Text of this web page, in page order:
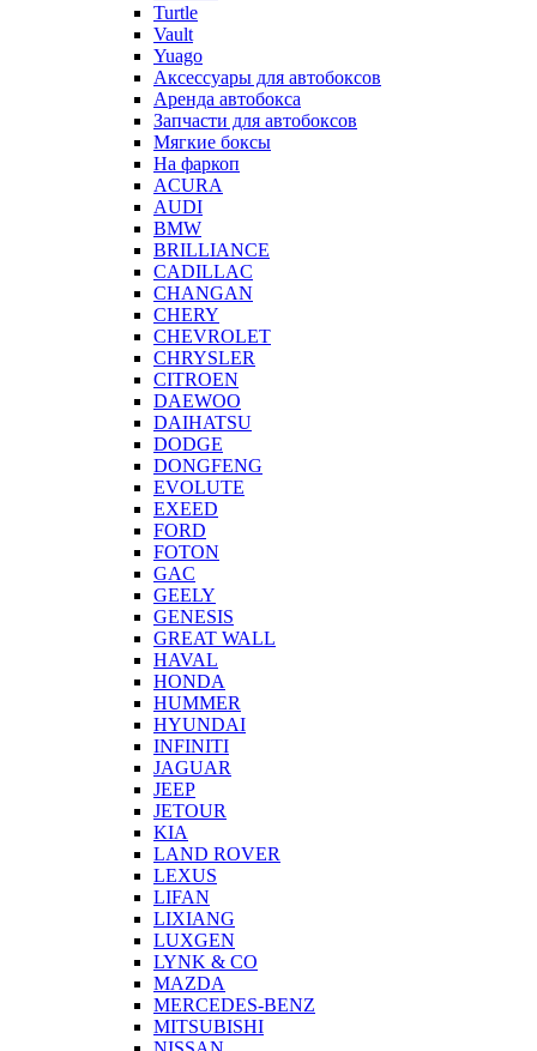
Turtle
Vault
Yuago
Аксессуары для автобоксов
Аренда автобокса
Запчасти для автобоксов
Мягкие боксы
На фаркоп
ACURA
AUDI
BMW
BRILLIANCE
CADILLAC
CHANGAN
CHERY
CHEVROLET
CHRYSLER
CITROEN
DAEWOO
DAIHATSU
DODGE
DONGFENG
EVOLUTE
EXEED
FORD
FOTON
GAC
GEELY
GENESIS
GREAT WALL
HAVAL
HONDA
HUMMER
HYUNDAI
INFINITI
JAGUAR
JEEP
JETOUR
KIA
LAND ROVER
LEXUS
LIFAN
LIXIANG
LUXGEN
LYNK & CO
MAZDA
MERCEDES-BENZ
MITSUBISHI